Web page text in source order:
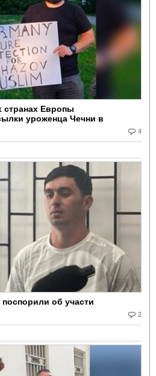
4
странах Европы
уроженца Чечни в
2
об участи